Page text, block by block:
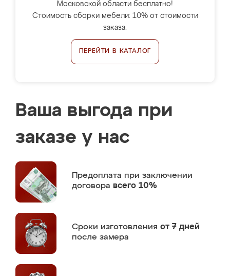
Московской области бесплатно!
Стоимость сборки мебели: 10% от стоимости
заказа.
ПЕРЕЙТИ В КАТАЛОГ
Ваша выгода при
заказе у нас
Предоплата при заключении
договора всего 10%
Сроки изготовления от 7 дней
после замера